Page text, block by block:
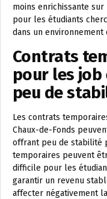
moins enrichissante
pour les étudiants
dans un environnement
Contrats
pour les
peu de
Les contrats
Chaux-de-Fonds
offrant peu de stabilité
temporaires peuvent
difficile pour les
garantir un revenu
affecter négativement